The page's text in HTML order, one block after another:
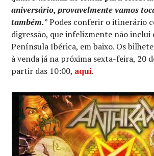
aniversário, provavelmente vamos
também.” Podes conferir o itinerário
digressão, que infelizmente não inclui
Península Ibérica, em baixo. Os
à venda já na próxima sexta-feira, 20
partir das 10:00, aqui.